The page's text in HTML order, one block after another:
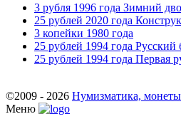
3 рубля 1996 года Зимний
25 рублей 2020 года
3 копейки 1980 года
25 рублей 1994 года Русский
25 рублей 1994 года Первая
©2009 - 2026 Нумизматика,
Меню